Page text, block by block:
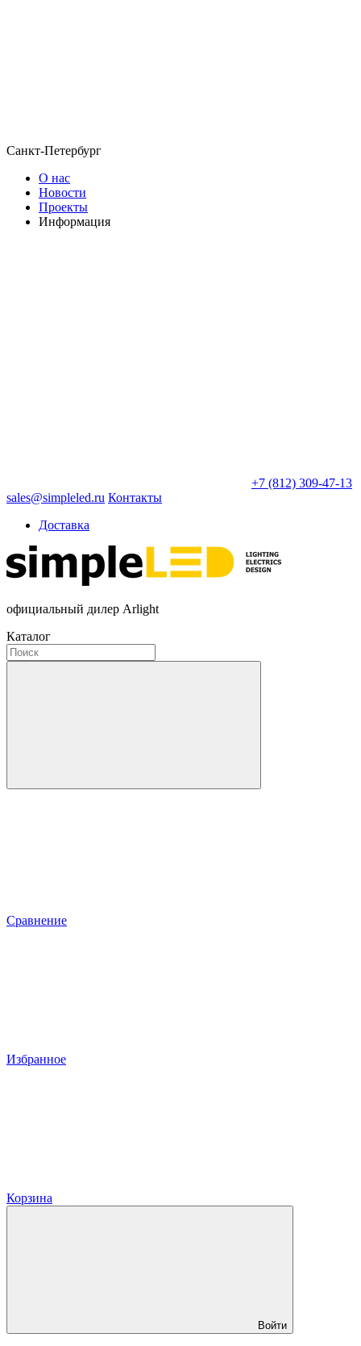
Санкт-Петербург
О нас
Новости
Проекты
Информация
+7 (812) 309-47-13
sales@simpleled.ru Контакты
Доставка
официальный дилер Arlight
Каталог
Сравнение
Избранное
Корзина
Войти